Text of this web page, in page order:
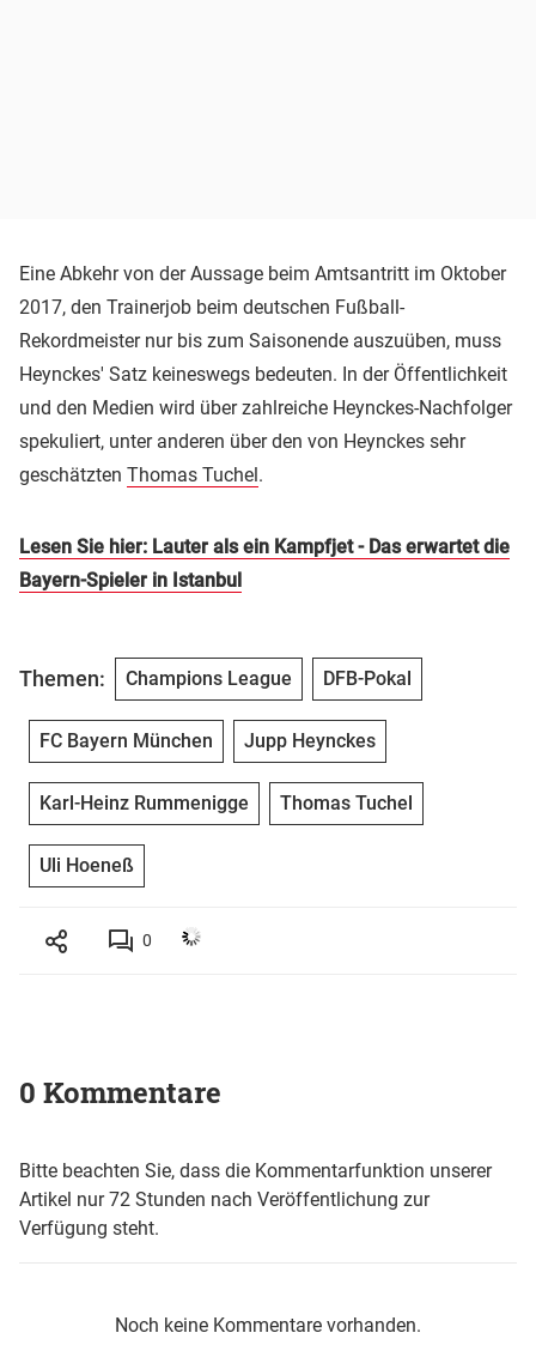
Eine Abkehr von der Aussage beim Amtsantritt im Oktober
2017, den Trainerjob beim deutschen Fußball-
Rekordmeister nur bis zum Saisonende auszuüben, muss
Heynckes' Satz keineswegs bedeuten. In der Öffentlichkeit
und den Medien wird über zahlreiche Heynckes-Nachfolger
spekuliert, unter anderen über den von Heynckes sehr
geschätzten Thomas Tuchel.
Lesen Sie hier: Lauter als ein Kampfjet - Das erwartet die
Bayern-Spieler in Istanbul
Themen: Champions League DFB-Pokal
FC Bayern München Jupp Heynckes
Karl-Heinz Rummenigge Thomas Tuchel
Uli Hoeneß
0
0 Kommentare
Bitte beachten Sie, dass die Kommentarfunktion unserer
Artikel nur 72 Stunden nach Veröffentlichung zur
Verfügung steht.
Noch keine Kommentare vorhanden.